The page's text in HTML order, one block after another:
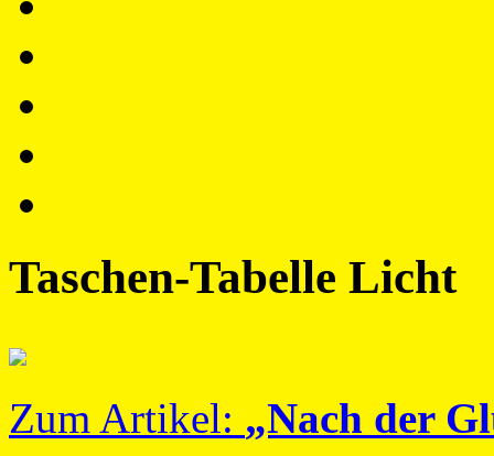
Taschen-Tabelle Licht
Zum Artikel: „Nach der